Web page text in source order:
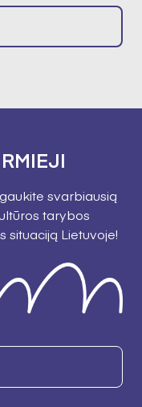
svarbiausią
tarybos
situaciją Lietuvoje!